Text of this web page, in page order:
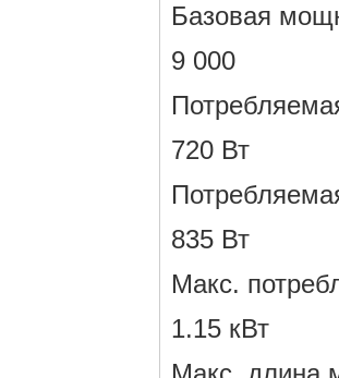
Базовая
9 000
720 Вт
835 Вт
Макс.
1.15 кВт